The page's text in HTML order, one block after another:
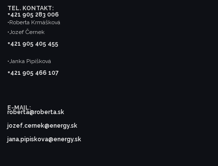
TEL. KONTAKT:
•Roberta Krmášková
+421 905 283 006
•Jozef Černek
+421 905 405 455
•Janka Pipíšková
+421 905 466 107
E-MAIL:
roberta@roberta.sk
jozef.cernek@energy.sk
jana.pipiskova@energy.sk